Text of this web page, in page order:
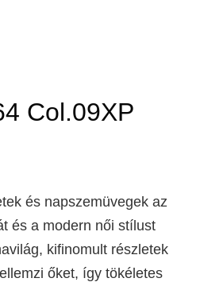
Col.09XP
és napszemüvegek az
és a modern női stílust
kifinomult részletek
őket, így tökéletes